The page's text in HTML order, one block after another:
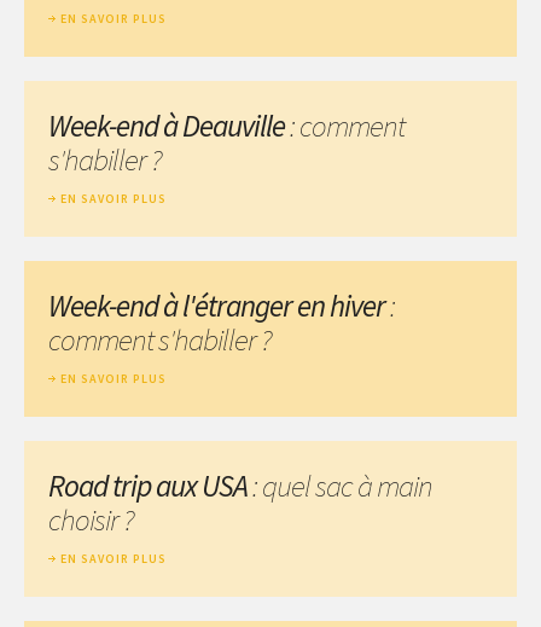
EN SAVOIR PLUS
Week-end à Deauville: comment
s'habiller ?
EN SAVOIR PLUS
Week-end à l'étranger en hiver:
comment s'habiller ?
EN SAVOIR PLUS
Road trip aux USA: quel sac à main
choisir ?
EN SAVOIR PLUS